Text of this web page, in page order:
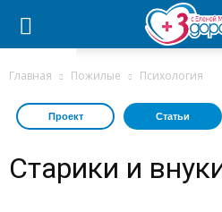
Главная Пожилые Психология
Проект Статьи
Старики и